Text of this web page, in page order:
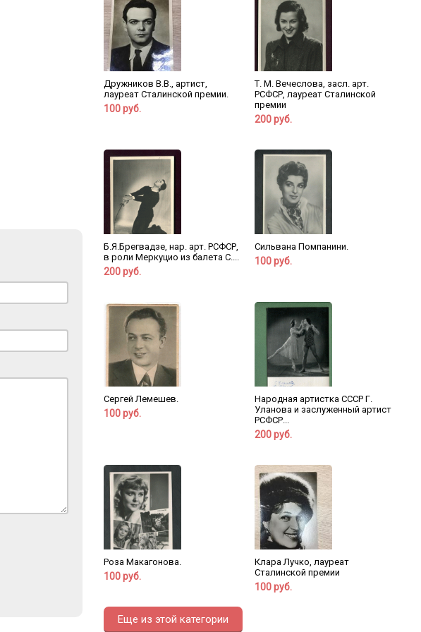
Дружников В.В., артист,
лауреат Сталинской премии.
100 руб.
Т. М. Вечеслова, засл. арт.
РСФСР, лауреат Сталинской
премии
200 руб.
Б.Я.Брегвадзе, нар. арт. РСФСР,
в роли Меркуцио из балета С....
200 руб.
Сильвана Помпанини.
100 руб.
Сергей Лемешев.
100 руб.
Народная артистка СССР Г.
Уланова и заслуженный артист
РСФСР...
200 руб.
Роза Макагонова.
100 руб.
Клара Лучко, лауреат
Сталинской премии
100 руб.
Еще из этой категории